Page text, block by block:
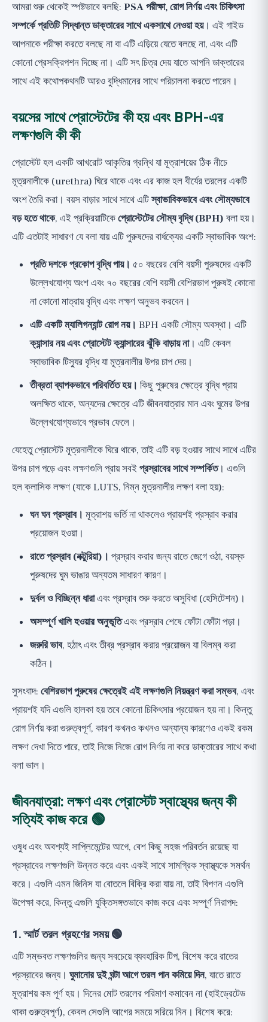
আমরা শুরু থেকেই স্পষ্টভাবে বলছি: PSA পরীক্ষা, রোগ নির্ণয় এবং চিকিৎসা
সম্পর্কে প্রতিটি সিদ্ধান্ত ডাক্তারের সাথে একসাথে নেওয়া হয়। এই গাইড
আপনাকে পরীক্ষা করতে বলছে না বা এটি এড়িয়ে যেতে বলছে না, এবং এটি
কোনো প্রেসক্রিপশন দিচ্ছে না। এটি সৎ চিত্র দেয় যাতে আপনি ডাক্তারের
সাথে এই কথোপকথনটি আরও বুদ্ধিমানের সাথে পরিচালনা করতে পারেন।
বয়সের সাথে প্রোস্টেটের কী হয় এবং BPH-এর
লক্ষণগুলি কী কী
প্রোস্টেট হল একটি আখরোট আকৃতির গ্রন্থি যা মূত্রাশয়ের ঠিক নীচে
মূত্রনালীকে (urethra) ঘিরে থাকে এবং এর কাজ হল বীর্যের তরলের একটি
অংশ তৈরি করা। বয়স বাড়ার সাথে সাথে এটিস্বাভাবিকভাবে এবং সৌম্যভাবে
বড় হতে থাকে, এই প্রক্রিয়াটিকেপ্রোস্টেটের সৌম্য বৃদ্ধি (BPH) বলা হয়।
এটি এতটাই সাধারণ যে বলা যায় এটি পুরুষদের বার্ধক্যের একটি স্বাভাবিক অংশ:
প্রতি দশকে প্রকোপ বৃদ্ধি পায়। ৫০ বছরের বেশি বয়সী পুরুষদের একটি
উল্লেখযোগ্য অংশ এবং ৭০ বছরের বেশি বয়সী বেশিরভাগ পুরুষই কোনো
না কোনো মাত্রায় বৃদ্ধি এবং লক্ষণ অনুভব করবেন।
এটি একটি ম্যালিগন্যান্ট রোগ নয়। BPH একটি সৌম্য অবস্থা। এটি
ক্যান্সার নয় এবং প্রোস্টেট ক্যান্সারের ঝুঁকি বাড়ায় না। এটি কেবল
স্বাভাবিক টিস্যুর বৃদ্ধি যা মূত্রনালীর উপর চাপ দেয়।
তীব্রতা ব্যাপকভাবে পরিবর্তিত হয়। কিছু পুরুষের ক্ষেত্রে বৃদ্ধি প্রায়
অলক্ষিত থাকে, অন্যদের ক্ষেত্রে এটি জীবনযাত্রার মান এবং ঘুমের উপর
উল্লেখযোগ্যভাবে প্রভাব ফেলে।
যেহেতু প্রোস্টেট মূত্রনালীকে ঘিরে থাকে, তাই এটি বড় হওয়ার সাথে সাথে এটির
উপর চাপ পড়ে এবং লক্ষণগুলি প্রায় সবইপ্রস্রাবের সাথে সম্পর্কিত। এগুলি
হল ক্লাসিক লক্ষণ (যাকে LUTS, নিম্ন মূত্রনালীর লক্ষণ বলা হয়):
ঘন ঘন প্রস্রাব। মূত্রাশয় ভর্তি না থাকলেও প্রায়শই প্রস্রাব করার
প্রয়োজন হওয়া।
রাতে প্রস্রাব (নক্টুরিয়া)। প্রস্রাব করার জন্য রাতে জেগে ওঠা, বয়স্ক
পুরুষদের ঘুম ভাঙার অন্যতম সাধারণ কারণ।
দুর্বল ও বিচ্ছিন্ন ধারাএবং প্রস্রাব শুরু করতে অসুবিধা (হেসিটেশন)।
অসম্পূর্ণ খালি হওয়ার অনুভূতিএবং প্রস্রাব শেষে ফোঁটা ফোঁটা পড়া।
জরুরি ভাব, হঠাৎ এবং তীব্র প্রস্রাব করার প্রয়োজন যা বিলম্ব করা
কঠিন।
সুসংবাদ: বেশিরভাগ পুরুষের ক্ষেত্রেই এই লক্ষণগুলি নিয়ন্ত্রণ করা সম্ভব, এবং
প্রায়শই যদি এগুলি হালকা হয় তবে কোনো চিকিৎসার প্রয়োজন হয় না। কিন্তু
রোগ নির্ণয় করা গুরুত্বপূর্ণ, কারণ কখনও কখনও অন্যান্য কারণেও একই রকম
লক্ষণ দেখা দিতে পারে, তাই নিজে নিজে রোগ নির্ণয় না করে ডাক্তারের সাথে কথা
বলা ভাল।
জীবনযাত্রা: লক্ষণ এবং প্রোস্টেট স্বাস্থ্যের জন্য কী
সত্যিই কাজ করে 🟢
ওষুধ এবং অবশ্যই সাপ্লিমেন্টের আগে, বেশ কিছু সহজ পরিবর্তন রয়েছে যা
প্রস্রাবের লক্ষণগুলি উন্নত করে এবং একই সাথে সামগ্রিক স্বাস্থ্যকে সমর্থন
করে। এগুলি এমন জিনিস যা বোতলে বিক্রি করা যায় না, তাই বিপণন এগুলি
উপেক্ষা করে, কিন্তু এগুলি যুক্তিসঙ্গতভাবে কাজ করে এবং সম্পূর্ণ নিরাপদ:
1. স্মার্ট তরল গ্রহণের সময় 🟢
এটি সম্ভবত লক্ষণগুলির জন্য সবচেয়ে ব্যবহারিক টিপ, বিশেষ করে রাতের
প্রস্রাবের জন্য। ঘুমানোর দুই ঘন্টা আগে তরল পান কমিয়ে দিন, যাতে রাতে
মূত্রাশয় কম পূর্ণ হয়। দিনের মোট তরলের পরিমাণ কমাবেন না (হাইড্রেটেড
থাকা গুরুত্বপূর্ণ), কেবল সেগুলি আগের সময়ে সরিয়ে নিন। বিশেষ করে: